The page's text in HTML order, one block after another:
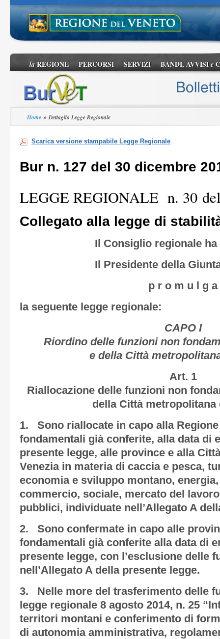
laREGIONE PERCORSI SERVIZI BANDI, AVVISIe
Home »Dettaglio Legge Regionale
Scarica versione stampabile Legge Regionale
Bur n. 127 del 30 dicembre
LEGGE REGIONALE n. 30
Collegato alla legge di
Il Consiglio regionale
Il Presidente della
p r o m u l g a
la seguente legge regionale:
CAPO I
Riordino delle funzioni non
e della Città
Art. 1
Riallocazione delle funzioni non
della Città metropolitana
1. Sono riallocate in capo alla
fondamentali già conferite, alla data di
presente legge, alle province e alla
Venezia in materia di caccia e pesca,
economia e sviluppo montano,
commercio, sociale, mercato del
pubblici, individuate nell’Allegato A
2. Sono confermate in capo alle
fondamentali già conferite alla data di
presente legge, con l’esclusione delle
nell’Allegato A della presente legge.
3. Nelle more del trasferimento delle
legge regionale 8 agosto 2014, n. 25
territori montani e conferimento di
di autonomia amministrativa,